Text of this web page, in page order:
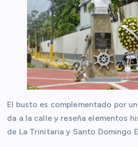
El busto es complementado por
da a la calle y reseña elementos
de La Trinitaria y Santo Domingo